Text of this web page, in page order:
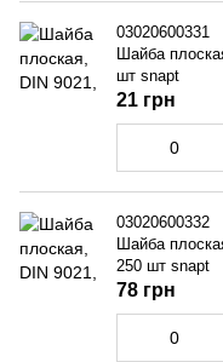
03020600331
Шайба
шт snapt
21 грн
03020600332
Шайба
250 шт snapt
78 грн